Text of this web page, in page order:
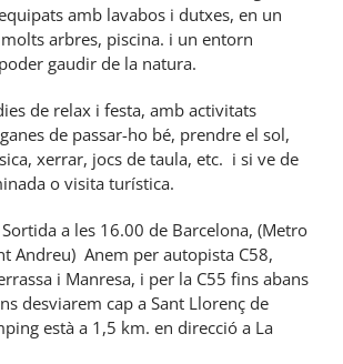
amb lavabos i dutxes, en un
arbres, piscina. i un entorn
gaudir de la natura.
de relax i festa, amb activitats
de passar-ho bé, prendre el sol,
xerrar, jocs de taula, etc. i si ve de
o visita turística.
Sortida a les 16.00 de Barcelona, (Metro
Andreu) Anem per autopista C58,
i Manresa, i per la C55 fins abans
desviarem cap a Sant Llorenç de
està a 1,5 km. en direcció a La